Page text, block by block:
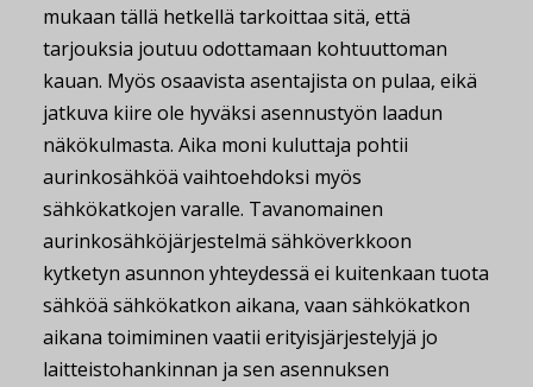
mukaan tällä hetkellä tarkoittaa sitä, että
tarjouksia joutuu odottamaan kohtuuttoman
kauan. Myös osaavista asentajista on pulaa, eikä
jatkuva kiire ole hyväksi asennustyön laadun
näkökulmasta. Aika moni kuluttaja pohtii
aurinkosähköä vaihtoehdoksi myös
sähkökatkojen varalle. Tavanomainen
aurinkosähköjärjestelmä sähköverkkoon
kytketyn asunnon yhteydessä ei kuitenkaan tuota
sähköä sähkökatkon aikana, vaan sähkökatkon
aikana toimiminen vaatii erityisjärjestelyjä jo
laitteistohankinnan ja sen asennuksen